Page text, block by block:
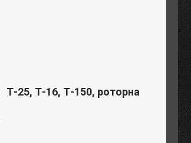
Т-25, Т-16, Т-150, роторна